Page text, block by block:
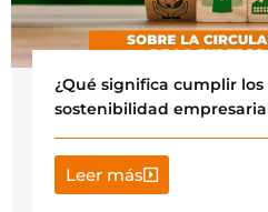
¿Qué significa cumplir
sostenibilidad
Leer más